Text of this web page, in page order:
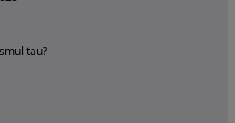
tau?